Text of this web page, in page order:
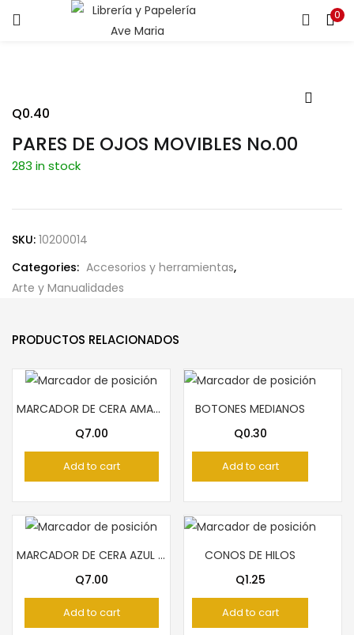
0
ENTRAR REGISTRARSE
Recuérdame
¿Contraseña perdida?
PARES DE OJOS MOVIBLES No.00
Q0.40
283 in stock
SKU: 10200014
Categories: Accesorios y herramientas,
Arte y Manualidades
PRODUCTOS RELACIONADOS
MARCADOR DE CERA AMARILLO PELICAN
Q7.00
Add to cart
BOTONES MEDIANOS
Q0.30
Add to cart
MARCADOR DE CERA AZUL PELICAN
Q7.00
Add to cart
CONOS DE HILOS
Q1.25
Add to cart